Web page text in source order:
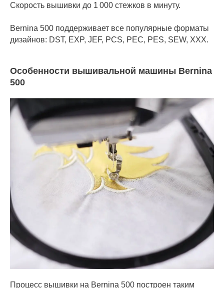
Скорость вышивки до 1 000 стежков в минуту.
Bernina 500 поддерживает все популярные форматы
дизайнов: DST, EXP, JEF, PCS, PEC, PES, SEW, XXX.
Особенности вышивальной машины Bernina
500
Процесс вышивки на Bernina 500 построен таким